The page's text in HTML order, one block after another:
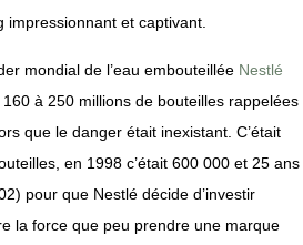
impressionnant et captivant.
mondial de l’eau embouteillée Nestlé
à 250 millions de bouteilles rappelées
que le danger était inexistant. C’était
en 1998 c’était 600 000 et 25 ans
pour que Nestlé décide d’investir
la force que peu prendre une marque